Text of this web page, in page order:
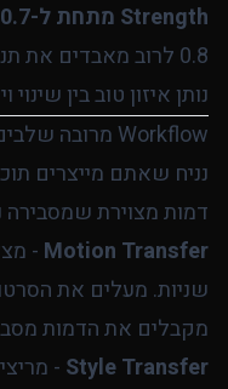
Strength מתחת ל-0.7:
נותן איזון טוב בין
Workflow מרובה שלבים - דוגמה מלאה
דמות מצוירת שמסבירה
Motion Transfer
שניות. מעלים את
מקבלים את הדמות
Style Transfer